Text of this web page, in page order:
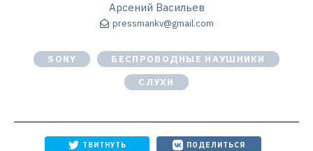
Арсений Васильев
pressmankv@gmail.com
SONY
БЕСПРОВОДНЫЕ НАУШНИКИ
СЛУХИ
ТВИТНУТЬ ПОДЕЛИТЬСЯ